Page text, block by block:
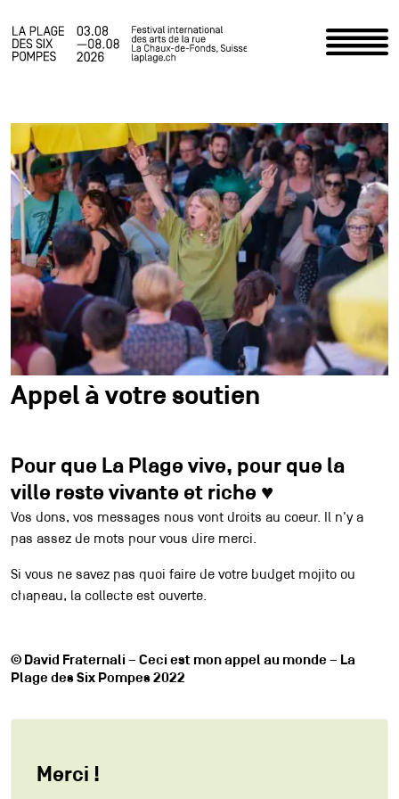
Accueil
Programme
Infos pratiques
Actualités
Le Festival
Espace staff
Photos
Contact
Accessibilité
Accueil pro
Accueil presse
Association des Ami·es de La Plage
Archives
Appel à votre soutien
Pour que La Plage vive, pour que la
ville reste vivante et riche ♥
Vos dons, vos messages nous vont droits au coeur. Il n'y a
pas assez de mots pour vous dire merci.
Si vous ne savez pas quoi faire de votre budget mojito ou
chapeau, la collecte est ouverte.
© David Fraternali – Ceci est mon appel au monde – La
Plage des Six Pompes 2022
Merci !